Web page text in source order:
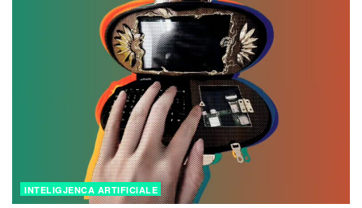
INTELIGJENCA ARTIFICIALE